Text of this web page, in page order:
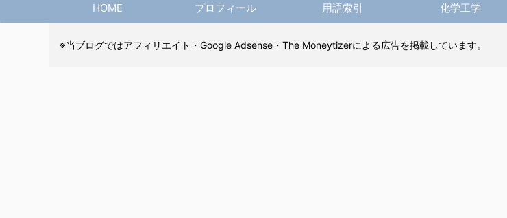
HOME プロフィール 用語索引 化学工学
※当ブログではアフィリエイト・Google Adsense・The Moneytizerによる広告を掲載しています。